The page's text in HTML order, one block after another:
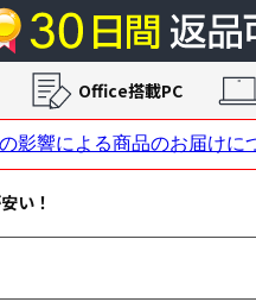
い！
Office搭載PC